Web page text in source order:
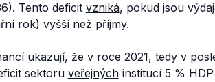
Tento deficit vzniká, pokud jsou
rok) vyšší než příjmy.
ukazují, že v roce 2021, tedy v
sektoru veřejnýchinstitucí 5 %